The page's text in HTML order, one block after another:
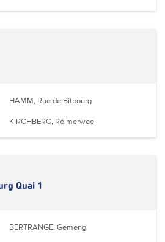
HAMM, Rue de Bitbourg
KIRCHBERG, Réimerwee
Quai 1
BERTRANGE, Gemeng